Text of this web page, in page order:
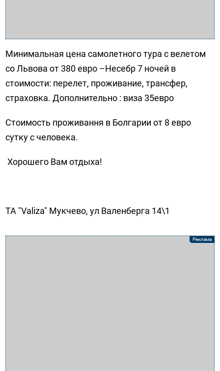
Минимальная цена самолетного тура с велетом
со Львова от 380 евро –Несебр 7 ночей в
стоимости: перелет, проживание, трансфер,
страховка. Дополнительно : виза 35евро
Стоимость проживання в Болгарии от 8 евро
сутку с человека.
Хорошего Вам отдыха!
ТА "Valiza" Мукчево, ул Валенберга 14\1